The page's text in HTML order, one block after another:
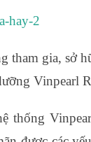
tham gia, sở
Vinpearl
thống